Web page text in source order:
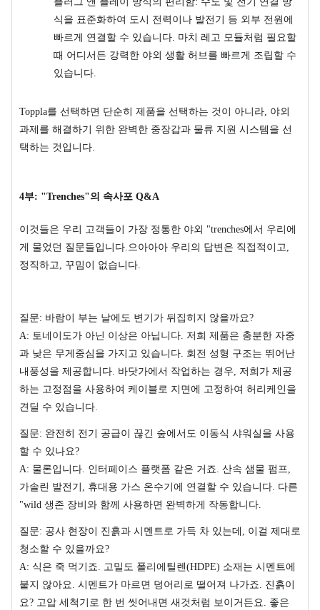
식을 표준화하여 도시 전력이나 발전기 등 외부 전원에
빠르게 연결할 수 있습니다. 마치 레고 모듈처럼 필요할
때 어디서든 강력한 야외 생활 허브를 빠르게 조립할 수
있습니다.
Toppla를 선택하면 단순히 제품을 선택하는 것이 아니라, 야외
과제를 해결하기 위한 완벽한 중장갑과 물류 지원 시스템을 선
택하는 것입니다.
4부: "Trenches"의 속사포 Q&A
이것들은 우리 고객들이 가장 정통한 야외 "trenches에서 우리에
게 물었던 질문들입니다.으아아아 우리의 답변은 직접적이고,
정직하고, 꾸밈이 없습니다.
질문: 바람이 부는 날에도 변기가 뒤집히지 않을까요?
A: 토네이도가 아닌 이상은 아닙니다. 저희 제품은 충분한 자중
과 낮은 무게중심을 가지고 있습니다. 회전 성형 구조는 뛰어난
내풍성을 제공합니다. 바닷가에서 작업하는 경우, 저희가 제공
하는 고정점을 사용하여 케이블로 지면에 고정하여 허리케인을
견딜 수 있습니다.
질문: 완전히 전기 공급이 끊긴 숲에서도 이동식 샤워실을 사용
할 수 있나요?
A: 물론입니다. 인터페이스 플랫폼 같은 거죠. 산속 샘물 펌프,
가솔린 발전기, 휴대용 가스 온수기에 연결할 수 있습니다. 다른
"wild 생존 장비와 함께 사용하면 완벽하게 작동합니다.
질문: 공사 현장이 진흙과 시멘트로 가득 차 있는데, 이걸 제대로
청소할 수 있을까요?
A: 식은 죽 먹기죠. 고밀도 폴리에틸렌(HDPE) 소재는 시멘트에
붙지 않아요. 시멘트가 마르면 덩어리로 떨어져 나가죠. 진흙이
요? 고압 세척기로 한 번 씻어내면 새것처럼 보이거든요. 좋은